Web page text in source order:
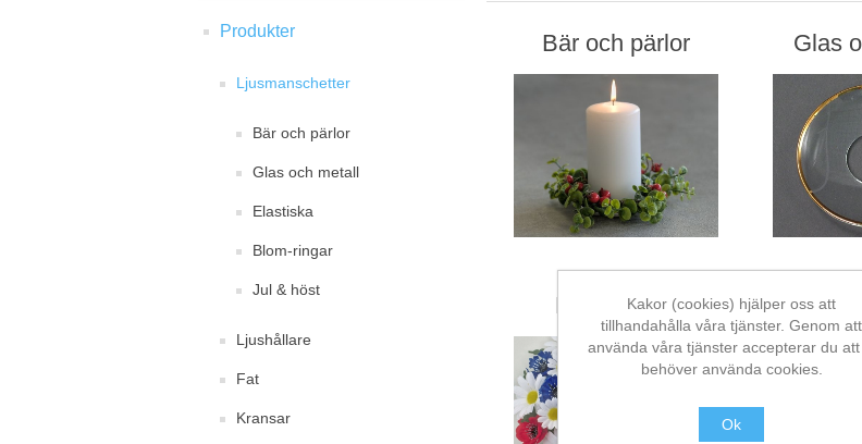
Produkter
Ljusmanschetter
Bär och pärlor
Glas och metall
Elastiska
Blom-ringar
Jul & höst
Ljushållare
Fat
Kransar
Bär och pärlor Glas
Blom-ringar Jul
Kakor (cookies) hjälper oss att
tillhandahålla våra tjänster. Genom att
använda våra tjänster accepterar du
behöver använda cookies.
Ok